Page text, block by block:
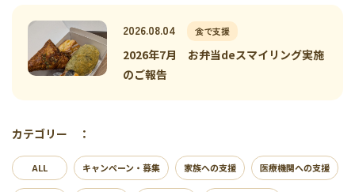
2026.08.04 食で支援
2026年7月 お弁当deスマイリング実施
のご報告
カテゴリー ：
ALL キャンペーン・募集 家族への支援 医療機関への支援